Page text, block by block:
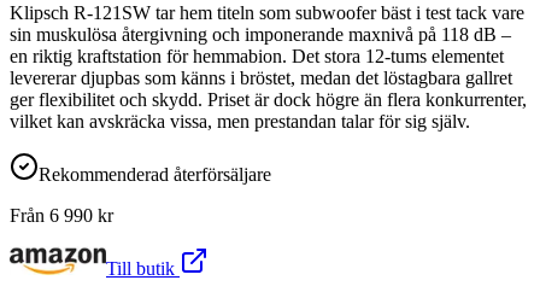
Klipsch R-121SW tar hem titeln som subwoofer bäst i test tack vare
sin muskulösa återgivning och imponerande maxnivå på 118 dB –
en riktig kraftstation för hemmabion. Det stora 12-tums elementet
levererar djupbas som känns i bröstet, medan det löstagbara gallret
ger flexibilitet och skydd. Priset är dock högre än flera konkurrenter,
vilket kan avskräcka vissa, men prestandan talar för sig själv.
Rekommenderad återförsäljare
Från 6 990 kr
Till butik